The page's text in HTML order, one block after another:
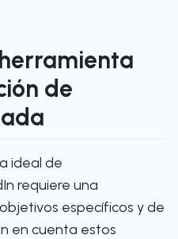
de
ideal de
requiere una
específicos y de
en cuenta estos